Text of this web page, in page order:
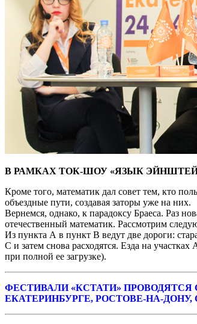
В РАМКАХ ТОК-ШОУ «ЯЗЫК
Кроме того, математик дал совет тем, кто
объездные пути, создавая заторы уже на них.
Вернемся, однако, к парадоксу Браеса. Раз
отечественный математик. Рассмотрим
Из пункта А в пункт В ведут две дороги:
С и затем снова расходятся. Езда на
при полной ее загрузке).
ФЕСТИВАЛИ «КСТАТИ»
ЕКАТЕРИНБУРГЕ, РОСТОВЕ-НА-